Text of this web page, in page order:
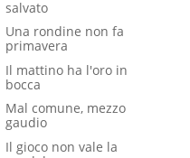
salvato
Una rondine non fa
primavera
Il mattino ha l'oro in
bocca
Mal comune, mezzo
gaudio
Il gioco non vale la